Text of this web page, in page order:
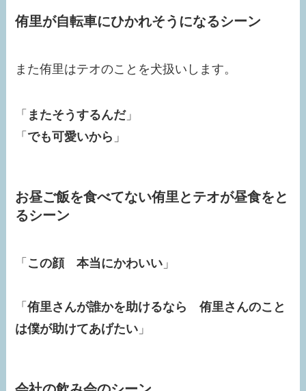
侑里が自転車にひかれそうになるシーン
また侑里はテオのことを犬扱いします。
「 またそうするんだ」
「 でも可愛いから 」
お昼ご飯を食べてない侑里とテオが昼食をと
るシーン
「 この顔 本当にかわいい 」
「侑里さんが誰かを助けるなら 侑里さんのこと
は僕が助けてあげたい 」